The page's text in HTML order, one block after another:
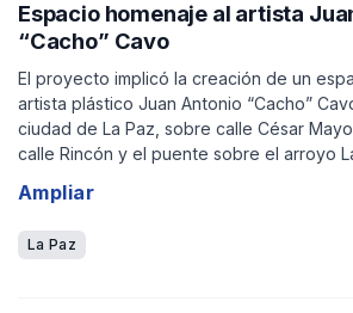
Espacio homenaje al artista
“Cacho” Cavo
El proyecto implicó la creación de un
artista plástico Juan Antonio “Cacho”
ciudad de La Paz, sobre calle César
calle Rincón y el puente sobre el arroyo
Ampliar
La Paz